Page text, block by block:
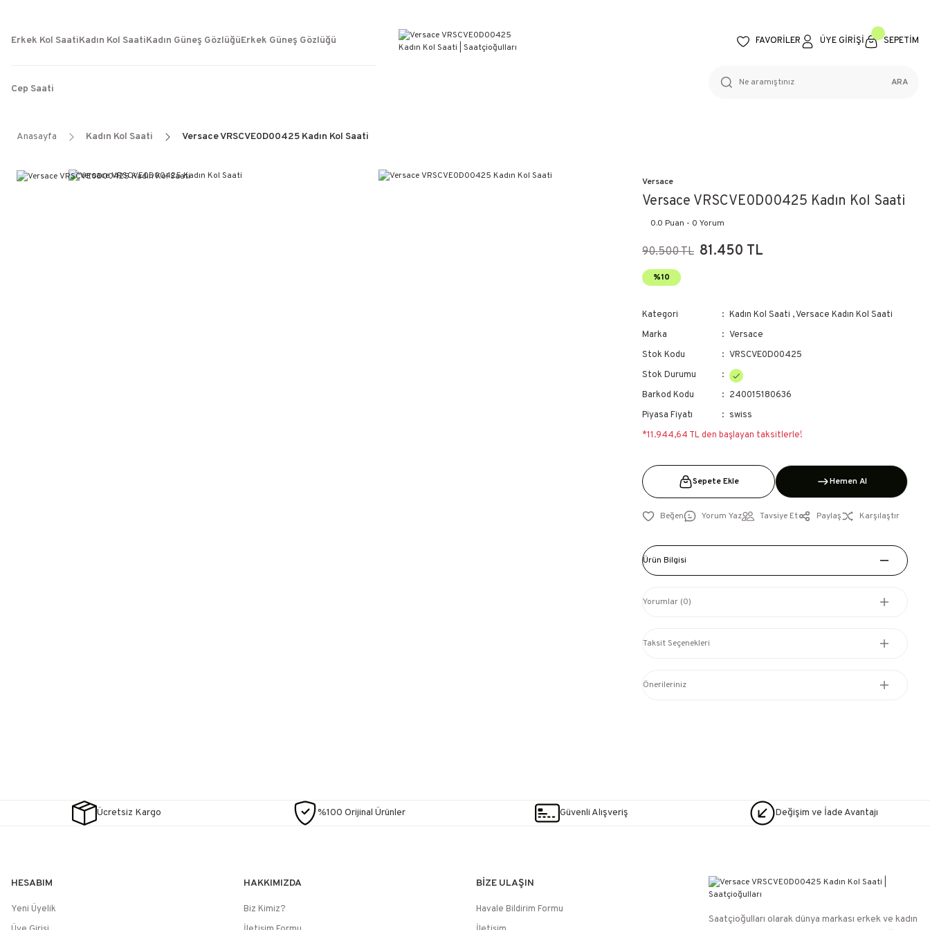
WEB SİTESİNE ÖZEL FİYATLAR
KAÇIRILMAYACAK FIRSATLAR
Erkek Kol SaatiKadın Kol SaatiKadın Güneş GözlüğüErkek Güneş Gözlüğü
Cep Saati
FAVORİLER ÜYE GİRİŞİ SEPETİM
ARA
Anasayfa Kadın Kol Saati Versace VRSCVE0D00425 Kadın Kol Saati
Versace
Versace VRSCVE0D00425 Kadın Kol Saati
0.0 Puan - 0 Yorum
90.500 TL 81.450 TL
%10
Kategori Kadın Kol Saati ,Versace Kadın Kol Saati
Marka
Versace
Stok Kodu
VRSCVE0D00425
Stok Durumu
Barkod Kodu
240015180636
Piyasa Fiyatı
swiss
*11.944,64 TL den başlayan taksitlerle!
Sepete Ekle Hemen Al
Yorum Yaz Tavsiye Et Paylaş Karşılaştır
Ürün Bilgisi
Yorumlar (0)
Taksit Seçenekleri
Önerileriniz
Ücretsiz Kargo %100 Orijinal Ürünler Güvenli Alışveriş Değişim ve İade Avantajı
HESABIM
Yeni Üyelik
HAKKIMIZDA
Biz Kimiz?
BİZE ULAŞIN
Havale Bildirim Formu
Saatçioğulları⁠ olarak dünya markası erkek ve kadın